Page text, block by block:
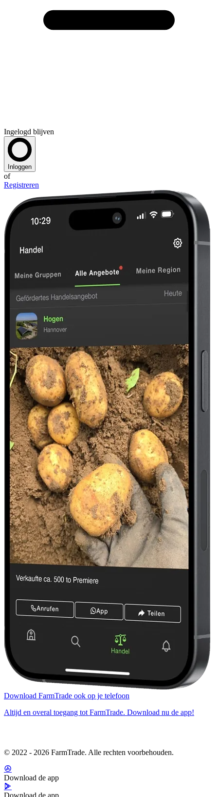
Ingelogd blijven
Inloggen
of
Registreren
Download FarmTrade ook op je telefoon
Altijd en overal toegang tot FarmTrade. Download nu de app!
© 2022 - 2026 FarmTrade. Alle rechten voorbehouden.
Download de app
Download de app